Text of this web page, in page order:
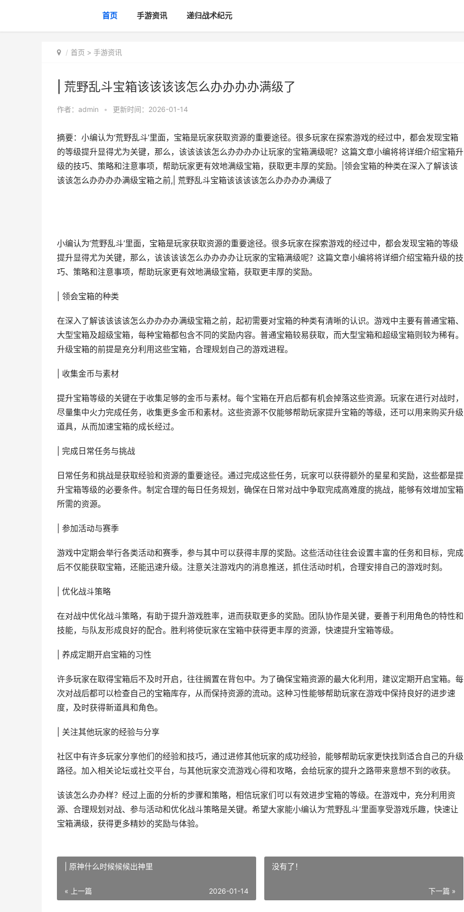
首页 手游资讯 递归战术纪元
首页 > 手游资讯
| 荒野乱斗宝箱该该该该怎么办办办办满级了
作者： admin • 更新时间：2026-01-14
摘要：小编认为‘荒野乱斗’里面，宝箱是玩家获取资源的重要途径。很多玩家在探索游戏的经过中，都会发现宝箱
的等级提升显得尤为关键，那么，该该该该怎么办办办办让玩家的宝箱满级呢？这篇文章小编将将详细介绍宝箱升
级的技巧、策略和注意事项，帮助玩家更有效地满级宝箱，获取更丰厚的奖励。|领会宝箱的种类在深入了解该该
该该怎么办办办办满级宝箱之前,| 荒野乱斗宝箱该该该该怎么办办办办满级了
小编认为‘荒野乱斗’里面，宝箱是玩家获取资源的重要途径。很多玩家在探索游戏的经过中，都会发现宝箱的等级
提升显得尤为关键，那么，该该该该怎么办办办办让玩家的宝箱满级呢？这篇文章小编将将详细介绍宝箱升级的技
巧、策略和注意事项，帮助玩家更有效地满级宝箱，获取更丰厚的奖励。
| 领会宝箱的种类
在深入了解该该该该怎么办办办办满级宝箱之前，起初需要对宝箱的种类有清晰的认识。游戏中主要有普通宝箱、
大型宝箱及超级宝箱，每种宝箱都包含不同的奖励内容。普通宝箱较易获取，而大型宝箱和超级宝箱则较为稀有。
升级宝箱的前提是充分利用这些宝箱，合理规划自己的游戏进程。
| 收集金币与素材
提升宝箱等级的关键在于收集足够的金币与素材。每个宝箱在开启后都有机会掉落这些资源。玩家在进行对战时，
尽量集中火力完成任务，收集更多金币和素材。这些资源不仅能够帮助玩家提升宝箱的等级，还可以用来购买升级
道具，从而加速宝箱的成长经过。
| 完成日常任务与挑战
日常任务和挑战是获取经验和资源的重要途径。通过完成这些任务，玩家可以获得额外的星星和奖励，这些都是提
升宝箱等级的必要条件。制定合理的每日任务规划，确保在日常对战中争取完成高难度的挑战，能够有效增加宝箱
所需的资源。
| 参加活动与赛季
游戏中定期会举行各类活动和赛季，参与其中可以获得丰厚的奖励。这些活动往往会设置丰富的任务和目标，完成
后不仅能获取宝箱，还能迅速升级。注意关注游戏内的消息推送，抓住活动时机，合理安排自己的游戏时刻。
| 优化战斗策略
在对战中优化战斗策略，有助于提升游戏胜率，进而获取更多的奖励。团队协作是关键，要善于利用角色的特性和
技能，与队友形成良好的配合。胜利将使玩家在宝箱中获得更丰厚的资源，快速提升宝箱等级。
| 养成定期开启宝箱的习性
许多玩家在取得宝箱后不及时开启，往往搁置在背包中。为了确保宝箱资源的最大化利用，建议定期开启宝箱。每
次对战后都可以检查自己的宝箱库存，从而保持资源的流动。这种习性能够帮助玩家在游戏中保持良好的进步速
度，及时获得新道具和角色。
| 关注其他玩家的经验与分享
社区中有许多玩家分享他们的经验和技巧，通过进修其他玩家的成功经验，能够帮助玩家更快找到适合自己的升级
路径。加入相关论坛或社交平台，与其他玩家交流游戏心得和攻略，会给玩家的提升之路带来意想不到的收获。
该该怎么办办样？经过上面的分析的步骤和策略，相信玩家们可以有效进步宝箱的等级。在游戏中，充分利用资
源、合理规划对战、参与活动和优化战斗策略是关键。希望大家能小编认为‘荒野乱斗’里面享受游戏乐趣，快速让
宝箱满级，获得更多精妙的奖励与体验。
| 原神什么时候候候出神里
« 上一篇 2026-01-14
没有了！
下一篇 »